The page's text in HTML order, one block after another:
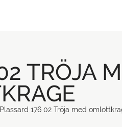
TRÖJA
Plassard 176 02 Tröja med